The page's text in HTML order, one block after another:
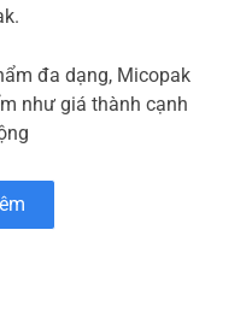
đa dạng, Micopak
như giá thành cạnh